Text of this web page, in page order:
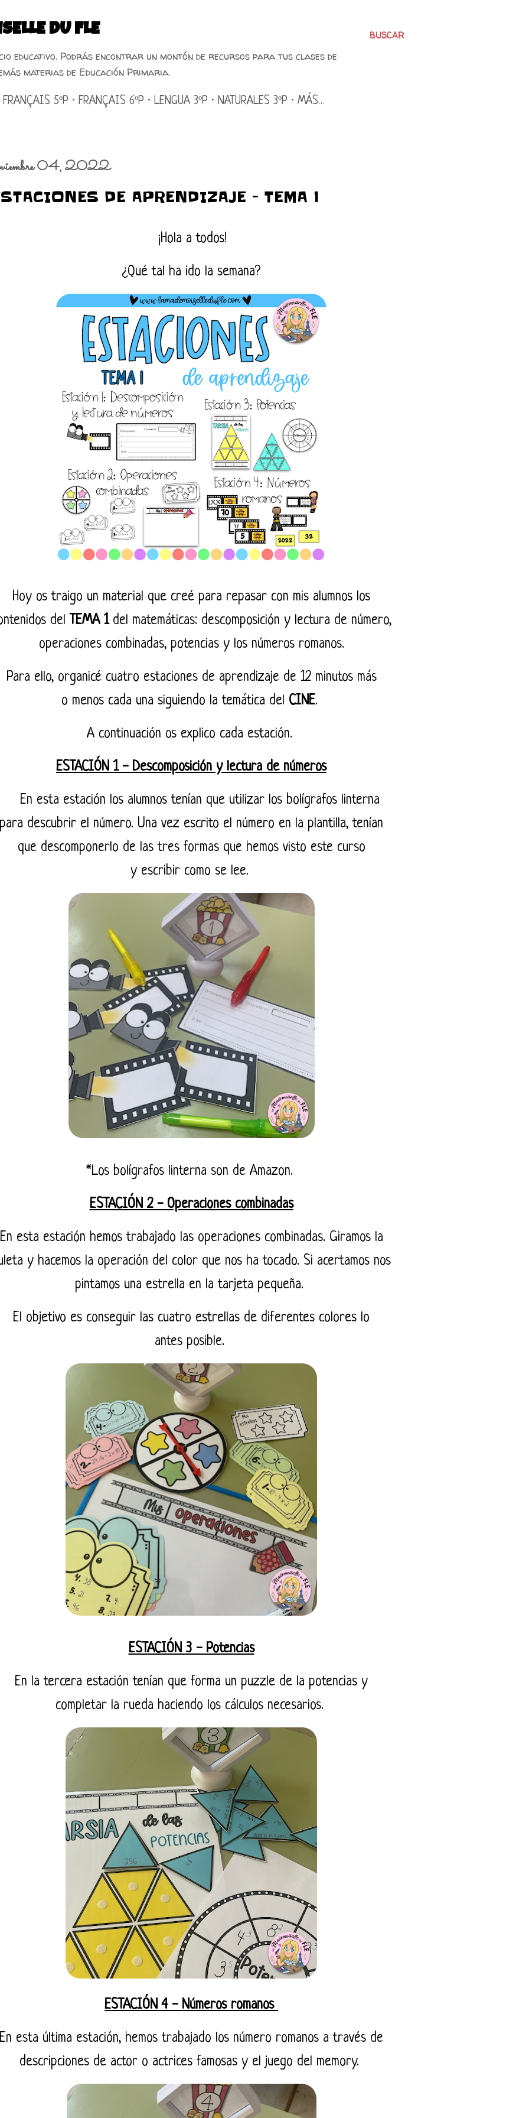
BUSCAR
DU FLE
educativo. Podrás encontrar un montón de recursos para tus clases de
materias de Educación Primaria.
FRANÇAIS 5ºP FRANÇAIS 6ºP LENGUA 3ºP NATURALES 3ºP MÁS…
04, 2022
DE APRENDIZAJE - TEMA 1
¡Hola a todos!
¿Qué tal ha ido la semana?
Hoy os traigo un material que creé para repasar con mis alumnos los
del TEMA 1del matemáticas: descomposición y lectura de número,
operaciones combinadas, potencias y los números romanos.
Para ello, organicé cuatro estaciones de aprendizaje de 12 minutos más
o menos cada una siguiendo la temática del CINE.
A continuación os explico cada estación.
ESTACIÓN 1 - Descomposición y lectura de números
En esta estación los alumnos tenían que utilizar los bolígrafos linterna
para descubrir el número. Una vez escrito el número en la plantilla, tenían
que descomponerlo de las tres formas que hemos visto este curso
y escribir como se lee.
*Los bolígrafos linterna son de Amazon.
ESTACIÓN 2 - Operaciones combinadas
En esta estación hemos trabajado las operaciones combinadas. Giramos la
y hacemos la operación del color que nos ha tocado. Si acertamos nos
pintamos una estrella en la tarjeta pequeña.
El objetivo es conseguir las cuatro estrellas de diferentes colores lo
antes posible.
ESTACIÓN 3 - Potencias
En la tercera estación tenían que forma un puzzle de la potencias y
completar la rueda haciendo los cálculos necesarios.
ESTACIÓN 4 - Números romanos
En esta última estación, hemos trabajado los número romanos a través de
descripciones de actor o actrices famosas y el juego del memory.